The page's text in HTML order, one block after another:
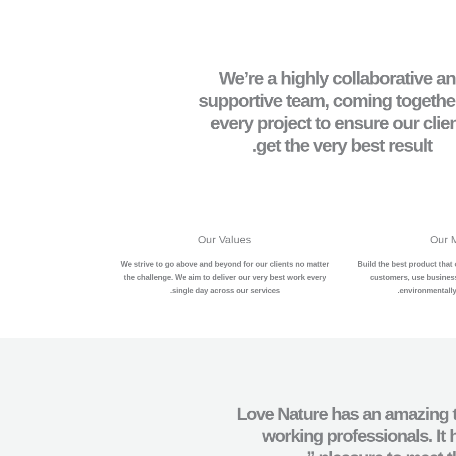
We’re a highly collaborative
supportive team, coming
every project to ensure our
get the very best result.
Our
Build the best product that
customers, use
Our Values
We strive to go above and beyond for our clients no matter
the challenge. We aim to deliver our very best work every
single day across our services.
“Love Nature has an
working professionals. It